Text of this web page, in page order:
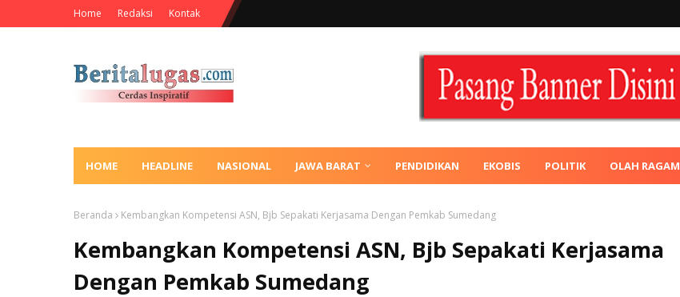
Home Redaksi Kontak
HOME HEADLINE NASIONAL JAWA BARAT PENDIDIKAN EKOBIS POLITIK OLAH RAGAM
Beranda Kembangkan Kompetensi ASN, Bjb Sepakati Kerjasama Dengan Pemkab Sumedang
Kembangkan Kompetensi ASN, Bjb Sepakati Kerjasama
Dengan Pemkab Sumedang